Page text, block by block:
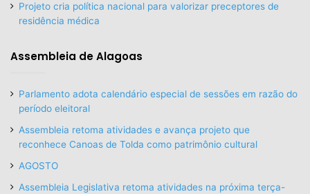
Projeto cria política nacional para valorizar preceptores de
residência médica
Assembleia de Alagoas
Parlamento adota calendário especial de sessões em razão do
período eleitoral
Assembleia retoma atividades e avança projeto que
reconhece Canoas de Tolda como patrimônio cultural
AGOSTO
Assembleia Legislativa retoma atividades na próxima terça-